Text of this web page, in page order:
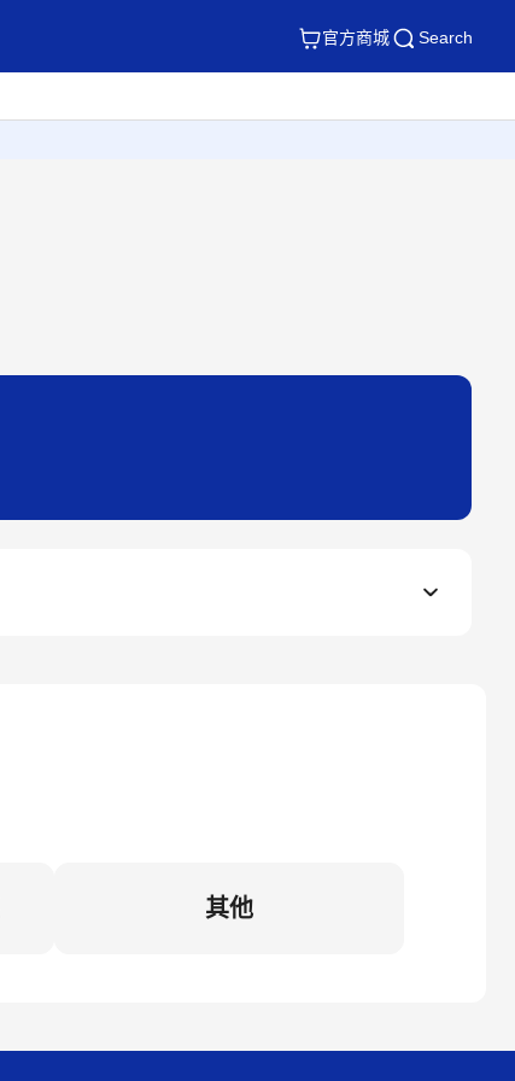
官方商城 Search
其他